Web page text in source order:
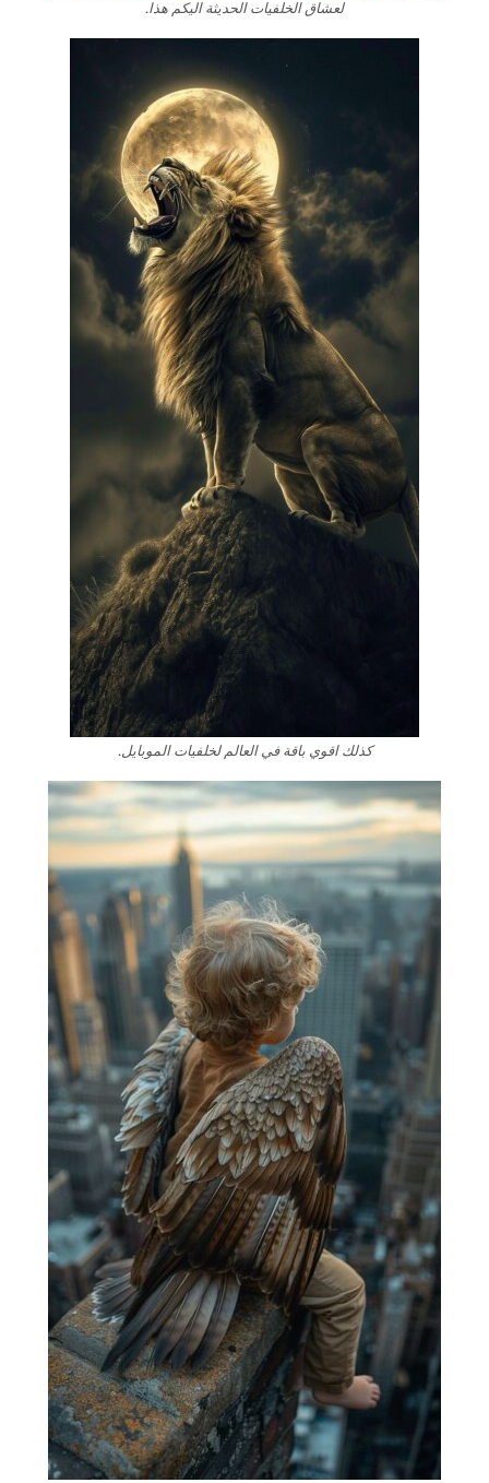
لعشاق الخلفيات الحديثة اليكم هذا.
كذلك اقوي باقة في العالم لخلفيات الموبايل.